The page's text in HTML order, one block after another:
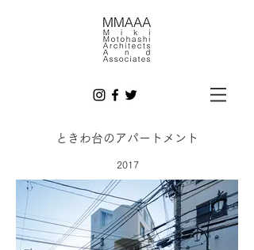
​ときわ台のアパートメント
2017